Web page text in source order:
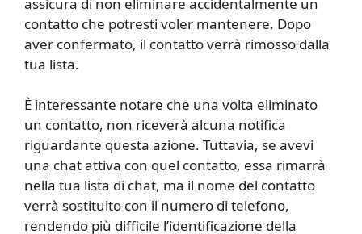
contatto che potresti voler mantenere. Dopo
aver confermato, il contatto verrà rimosso dalla
tua lista.
È interessante notare che una volta eliminato
un contatto, non riceverà alcuna notifica
riguardante questa azione. Tuttavia, se avevi
una chat attiva con quel contatto, essa rimarrà
nella tua lista di chat, ma il nome del contatto
verrà sostituito con il numero di telefono,
rendendo più difficile l’identificazione della